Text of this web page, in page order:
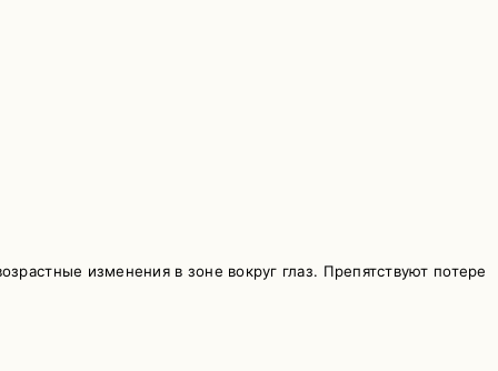
изменения в зоне вокруг глаз. Препятствуют потере